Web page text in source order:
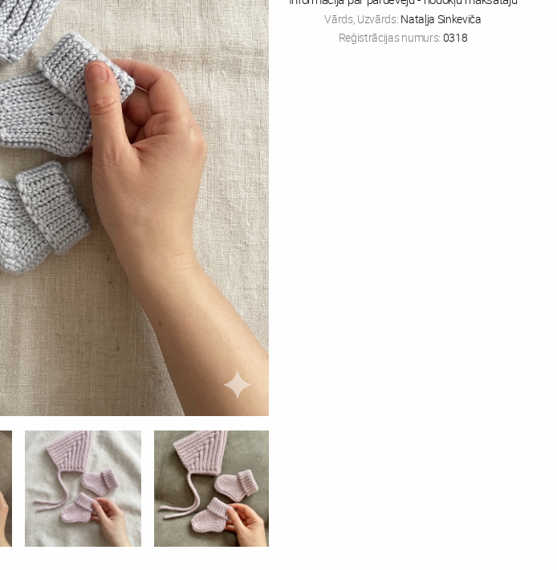
Vārds, Uzvārds: Nataļja Sinkeviča
Reģistrācijas numurs: 0318